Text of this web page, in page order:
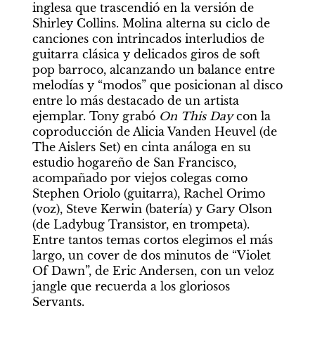
inglesa que trascendió en la versión de
Shirley Collins. Molina alterna su ciclo de
canciones con intrincados interludios de
guitarra clásica y delicados giros de soft
pop barroco, alcanzando un balance entre
melodías y “modos” que posicionan al disco
entre lo más destacado de un artista
ejemplar. Tony grabó On This Day con la
coproducción de Alicia Vanden Heuvel (de
The Aislers Set) en cinta análoga en su
estudio hogareño de San Francisco,
acompañado por viejos colegas como
Stephen Oriolo (guitarra), Rachel Orimo
(voz), Steve Kerwin (batería) y Gary Olson
(de Ladybug Transistor, en trompeta).
Entre tantos temas cortos elegimos el más
largo, un cover de dos minutos de “Violet
Of Dawn”, de Eric Andersen, con un veloz
jangle que recuerda a los gloriosos
Servants.